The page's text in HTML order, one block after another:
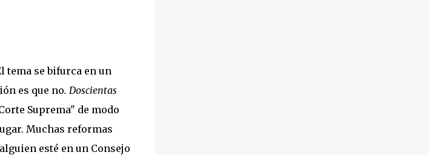
tema se bifurca en un
es que no. Doscientas
Suprema" de modo
Muchas reformas
esté en un Consejo